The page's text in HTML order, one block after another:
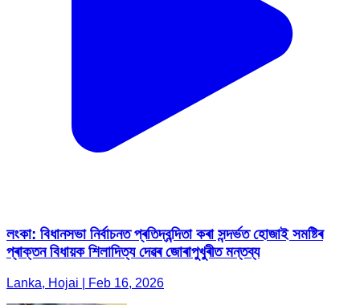
লংকা: বিধানসভা নিৰ্বাচনত প্ৰতিদ্বন্দিতা কৰা সন্দৰ্ভত হোজাই সমষ্টিৰ
প্ৰাক্তন বিধায়ক শিলাদিত্য দেৱৰ জোৰাপুখুৰীত মন্তব্য
Lanka, Hojai | Feb 16, 2026